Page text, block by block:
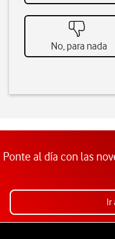
No, para nada
Ponte al día con las
Ir